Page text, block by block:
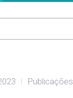
Publicações